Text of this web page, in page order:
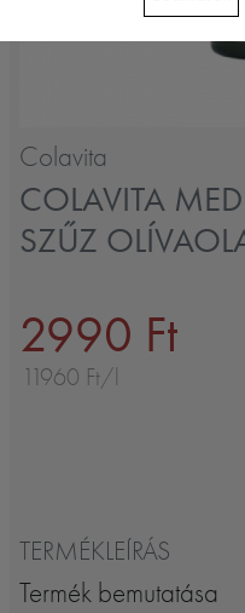
Colavita
COLAVITA
SZŰZ
2990 Ft
11960 Ft/l
TERMÉKLEÍRÁS
Termék bemutatása